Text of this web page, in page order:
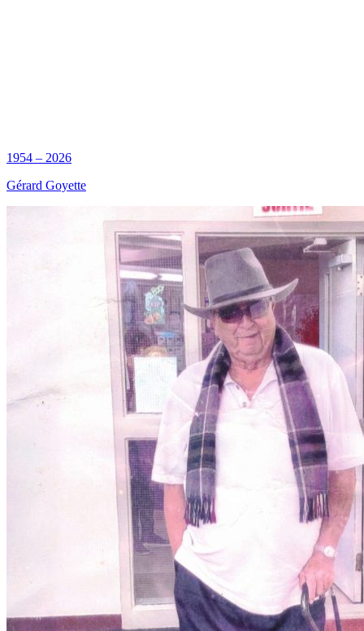
1954 – 2026
Gérard Goyette